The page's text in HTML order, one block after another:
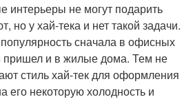
интерьеры не могут подарить
но у хай-тека и нет такой задачи.
сначала в офисных
пришел и в жилые дома. Тем не
стиль хай-тек для оформления
его некоторую холодность и